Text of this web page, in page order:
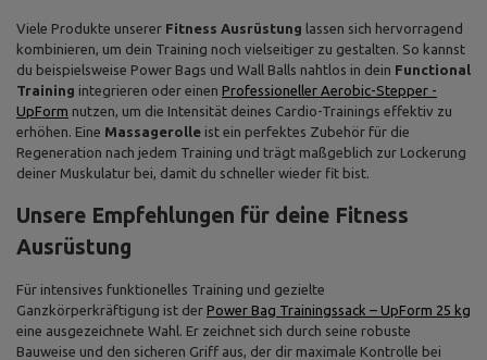
Viele Produkte unserer Fitness Ausrüstung lassen sich hervorragend
kombinieren, um dein Training noch vielseitiger zu gestalten. So kannst
du beispielsweise Power Bags und Wall Balls nahtlos in dein Functional
Training integrieren oder einen Professioneller Aerobic-Stepper -
UpForm nutzen, um die Intensität deines Cardio-Trainings effektiv zu
erhöhen. Eine Massagerolle ist ein perfektes Zubehör für die
Regeneration nach jedem Training und trägt maßgeblich zur Lockerung
deiner Muskulatur bei, damit du schneller wieder fit bist.
Unsere Empfehlungen für deine Fitness
Ausrüstung
Für intensives funktionelles Training und gezielte
Ganzkörperkräftigung ist der Power Bag Trainingssack – UpForm 25 kg
eine ausgezeichnete Wahl. Er zeichnet sich durch seine robuste
Bauweise und den sicheren Griff aus, der dir maximale Kontrolle bei